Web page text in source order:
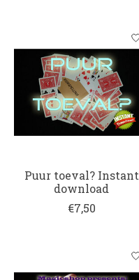
Puur toeval? Instant
download
€7,50